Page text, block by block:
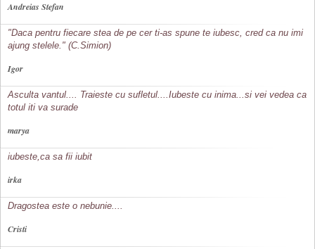
Andreias Stefan
"Daca pentru fiecare stea de pe cer ti-as spune te iubesc, cred ca nu imi
ajung stelele." (C.Simion)
Igor
Asculta vantul.... Traieste cu sufletul....Iubeste cu inima...si vei vedea ca
totul iti va surade
marya
iubeste,ca sa fii iubit
irka
Dragostea este o nebunie....
Cristi